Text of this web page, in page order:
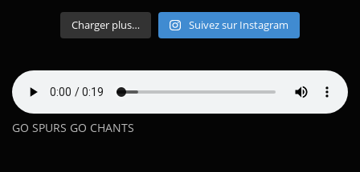
Charger plus… Suivez sur Instagram
GO SPURS GO CHANTS